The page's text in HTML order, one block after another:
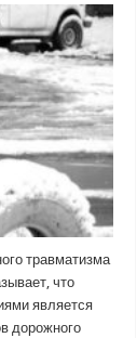
травматизма
что
является
дорожного